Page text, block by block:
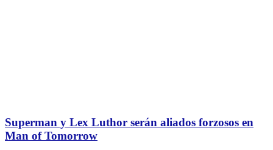
Superman y Lex Luthor serán aliados forzosos en
Man of Tomorrow